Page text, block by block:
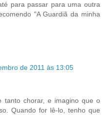
para passar para uma outra
"A Guardiã da minha
de 2011 às 13:05
tanto chorar, e imagino que o
Quando for lê-lo, tenho que